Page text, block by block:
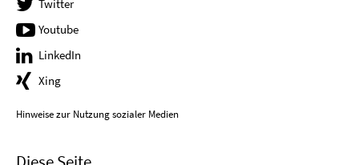
Twitter
Youtube
LinkedIn
Xing
Hinweise zur Nutzung sozialer Medien